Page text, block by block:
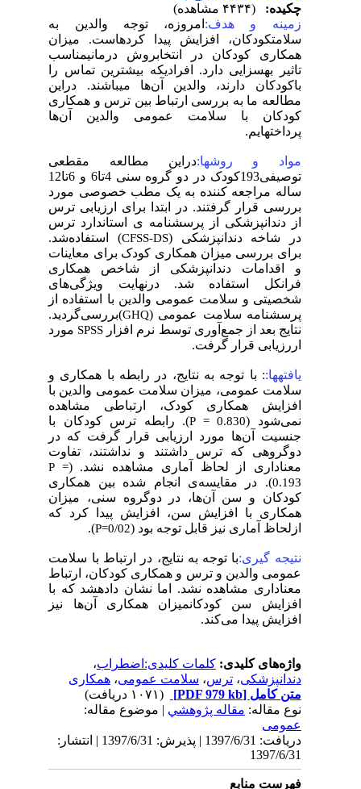
چکیده:
زمینه و هدف: امروزه، توجه والدین به
سلامتکودکان، افزایش پیدا کردهاست. میزان
همکاری کودکان در انتخابروش‌ درمانیمناسب
تاثیر بهسزایی دارد. افرادیکه بیشترین تماس را
باکودکان دارند، والدین آن‌ها میباشند. دراین
مطالعه ما به بررسی ارتباط بین ترس و‌ همکاری
کودکان با سلامت عمومی والدین آن‌ها
پرداختهایم.
مواد و روشها:در‌این مطالعه مقطعی
توصیفی193کودک در دو گروه سنی 4تا6 و 6تا12
ساله مراجعه کننده به یک مطب خصوصی مورد
بررسی قرار گرفتند. در ابتدا برای ارزیابی ترس
از دندانپزشکی از پرسشنامه ی استاندارد ترس
در شاخه دندانپزشکی (
CFSS-DS) استفاده‌شد.
برای بررسی میزان همکاری کودک برای معاینات
و اقدامات دندانپزشکی از شاخص همکاری
فرانکل استفاده شد. درنهایت ویژگی‌های
شخصیتی و سلامت عمومی والدین با استفاده از
پرسشنامه سلامت عمومی (GHQ)بررسی‌گردید.
نتایج بعد از جمع‌آوری توسط نرم افزار SPSSمورد
اررزیابی قرار گرفت.
یافتهها:: با توجه به نتایج، در رابطه با همکاری و
سلامت عمومی، میزان سلامت عمومی والدین با
افزایش همکاری کودک، ارتباطی مشاهده
نمی‌شود (
P = 0.830 ). رابطه ترس کودکان با
جنسیت آن‌ها مورد ارزیابی قرار گرفت که در
دوگروهی که ترس داشتند و نداشتند، تفاوت
معناداری از لحاظ آماری مشاهده نشد. (
P =
0.193). در مقایسه‌ی انجام شده بین همکاری
کودکان و سن آن‌ها، در دوگروه سنی، میزان
همکاری با افزایش سن، افزایش پیدا کرد که
ازلحاظ آماری نیز قابل توجه بود (P=0/02
).
نتیجه گیری:با توجه به نتایج، در ارتباط با سلامت
عمومی والدین و ترس و همکاری کودکان، ارتباط
معناداری مشاهده نشد. اما نشان دادهشد که با
افزایش سن کودکانمیزان همکاری آن‌ها نیز
افزایش پیدا می‌کند.
واژه‌های کلیدی:کلمات کلیدی:اضطراب،
دندانپزشکی،ترس،سلامت عمومی،همکاری
متن کامل[PDF 979 kb]
نوع مقاله:مقاله پژوهشي| موضوع مقاله:
عمومى
دریافت: 1397/6/31 | پذیرش: 1397/6/31 | انتشار:
1397/6/31
فهرست منابع